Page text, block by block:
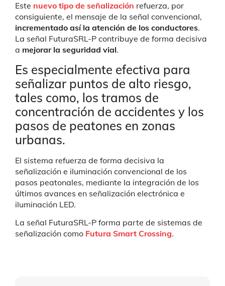
Este nuevo tipo de señalización refuerza, por
consiguiente, el mensaje de la señal convencional,
incrementado así la atención de los conductores.
La señal FuturaSRL-P contribuye de forma decisiva
a mejorar la seguridad vial.
Es especialmente efectiva para
señalizar puntos de alto riesgo,
tales como, los tramos de
concentración de accidentes y los
pasos de peatones en zonas
urbanas.
El sistema refuerza de forma decisiva la
señalización e iluminación convencional de los
pasos peatonales, mediante la integración de los
últimos avances en señalización electrónica e
iluminación LED.
La señal FuturaSRL-P forma parte de sistemas de
señalización como Futura Smart Crossing.